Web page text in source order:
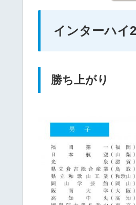
インターハイ
勝ち上がり